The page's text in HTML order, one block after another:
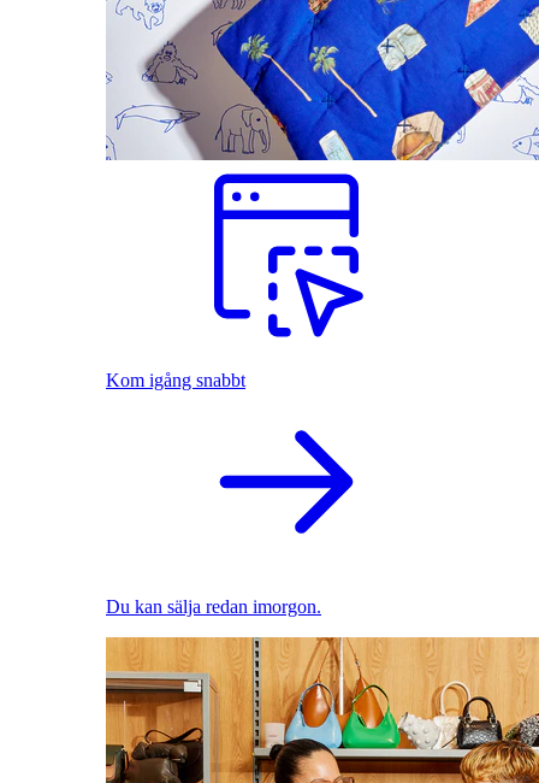
Kom igång snabbt
Du kan sälja redan imorgon.